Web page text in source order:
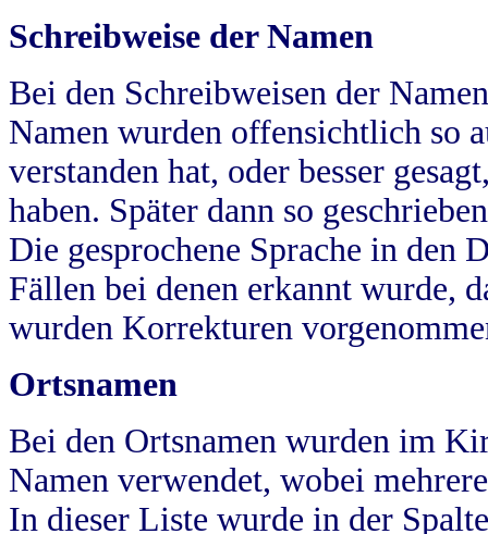
Schreibweise der Namen
Bei den Schreibweisen der
Namen wurden offensichtlich so
verstanden hat, oder besser
haben. Später dann so
Die gesprochene Sprache in
Fällen bei denen erkannt wurde,
wurden Korrekturen
Ortsnamen
Bei den Ortsnamen wurden im
Namen verwendet, wobei
In dieser Liste wurde in der